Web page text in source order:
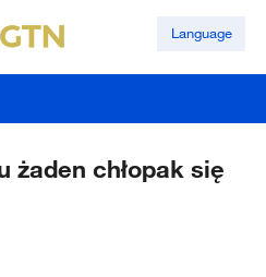
Language
żaden chłopak się